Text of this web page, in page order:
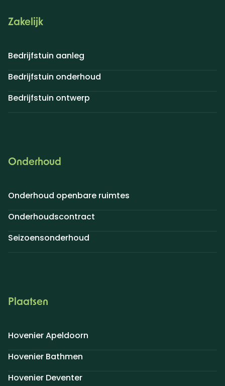
Zakelijk
Bedrijfstuin aanleg
Bedrijfstuin onderhoud
Bedrijfstuin ontwerp
Onderhoud
Onderhoud openbare ruimtes
Onderhoudscontract
Seizoensonderhoud
Plaatsen
Hovenier Apeldoorn
Hovenier Bathmen
Hovenier Deventer